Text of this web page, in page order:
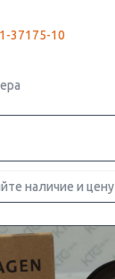
37175-10
наличие и цену